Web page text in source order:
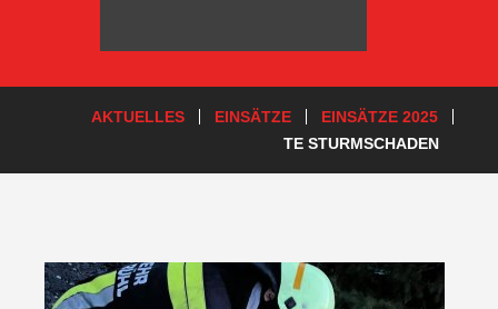
AKTUELLES EINSÄTZE
EINSÄTZE 2025
TE STURMSCHADEN